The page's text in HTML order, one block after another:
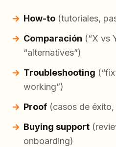
How-to (tutoriales,
Comparación (“X vs
“alternatives”)
Troubleshooting
working”)
Proof (casos de
Buying support
onboarding)